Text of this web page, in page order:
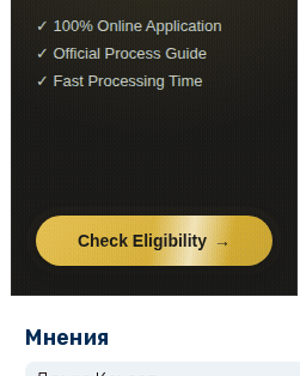
Мнения